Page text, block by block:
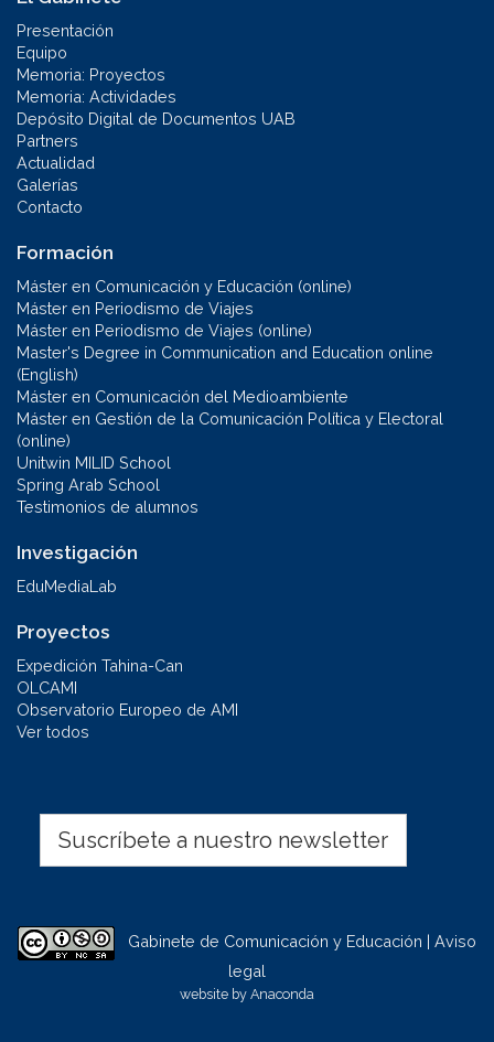
Presentación
Equipo
Memoria: Proyectos
Memoria: Actividades
Depósito Digital de Documentos UAB
Partners
Actualidad
Galerías
Contacto
Formación
Máster en Comunicación y Educación (online)
Máster en Periodismo de Viajes
Máster en Periodismo de Viajes (online)
Master's Degree in Communication and Education online
(English)
Máster en Comunicación del Medioambiente
Máster en Gestión de la Comunicación Política y Electoral
(online)
Unitwin MILID School
Spring Arab School
Testimonios de alumnos
Investigación
EduMediaLab
Proyectos
Expedición Tahina-Can
OLCAMI
Observatorio Europeo de AMI
Ver todos
Suscríbete a nuestro newsletter
Gabinete de Comunicación y Educación | Aviso
legal
website by Anaconda